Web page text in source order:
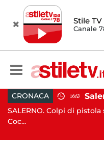
Stile TV
Canale
CRONACA 16:43
SALERNO. Colpi di
Coc...